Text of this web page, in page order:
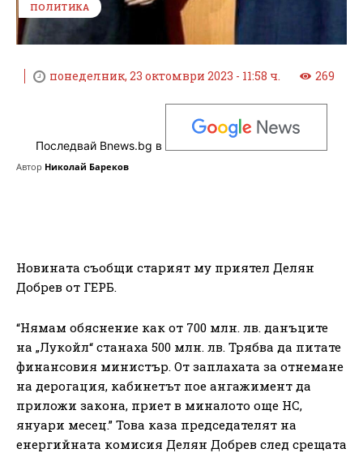
ПОЛИТИКА
понеделник, 23 октомври 2023 - 11:58 ч. 269
Последвай Bnews.bg в
Автор Николай Бареков
Новината съобщи старият му приятел Делян
Добрев от ГЕРБ.
“Нямам обяснение как от 700 млн. лв. данъците
на „Лукойл“ станаха 500 млн. лв. Трябва да питате
финансовия министър. От заплахата за отнемане
на дерогация, кабинетът пое ангажимент да
приложи закона, приет в миналото още НС,
януари месец.” Това каза председателят на
енергийната комисия Делян Добрев след срещата